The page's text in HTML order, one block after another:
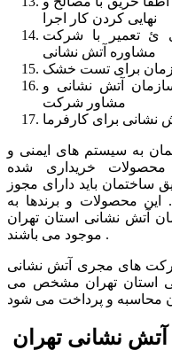
نهایی کردن کار اجرا
نگهداری ئ تعمیر با شرکت
مشاوره آتش نشانی
برای تست خشک
آتش نشانی و
مشاور شرکت
نشانی برای کارفرما
به سیستم های ایمنی و
خریداری شده
ساختمان باید دارای مجوز
این محصولات و برندها به
آتش نشانی استان تهران
موجود می باشند .
های مجری آتش نشانی
استان تهران مشخص می
آتش نشانی تهران